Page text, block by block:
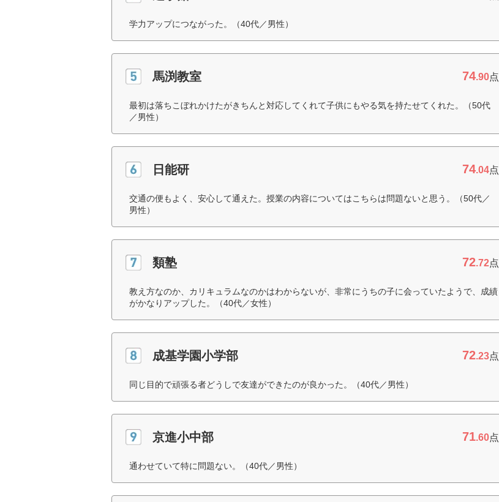
学力アップにつながった。（40代／男性）
馬渕教室 74.90点
最初は落ちこぼれかけたがきちんと対応してくれて子供にもやる気を持たせてくれた。（50代
／男性）
日能研 74.04点
交通の便もよく、安心して通えた。授業の内容についてはこちらは問題ないと思う。（50代／
男性）
類塾 72.72点
教え方なのか、カリキュラムなのかはわからないが、非常にうちの子に会っていたようで、成績
がかなりアップした。（40代／女性）
成基学園小学部 72.23点
同じ目的で頑張る者どうしで友達ができたのが良かった。（40代／男性）
京進小中部 71.60点
通わせていて特に問題ない。（40代／男性）